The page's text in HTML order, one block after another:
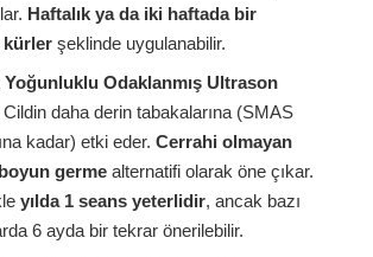
Haftalık ya da iki haftada bir
kürlerşeklinde uygulanabilir.
Yoğunluklu Odaklanmış Ultrason
Cildin daha derin tabakalarına (SMAS
kadar) etki eder. Cerrahi olmayan
germealternatifi olarak öne çıkar.
yılda 1 seans yeterlidir, ancak bazı
6 ayda bir tekrar önerilebilir.